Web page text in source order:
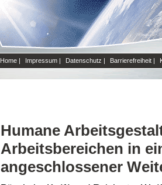
Home | Impressum | Datenschutz | Barrierefreiheit |
Humane
Arbeitsbereichen in
angeschlossener